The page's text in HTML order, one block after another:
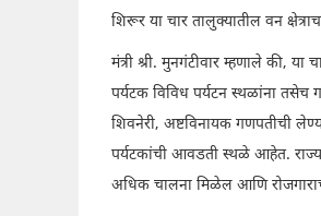
शिरूर या चार तालुक्यातील वन
मंत्री श्री. मुनगंटीवार म्हणाले की, या
पर्यटक विविध पर्यटन स्थळांना
शिवनेरी, अष्टविनायक गणपतीची
पर्यटकांची आवडती स्थळे आहेत. राज्य
अधिक चालना मिळेल आणि